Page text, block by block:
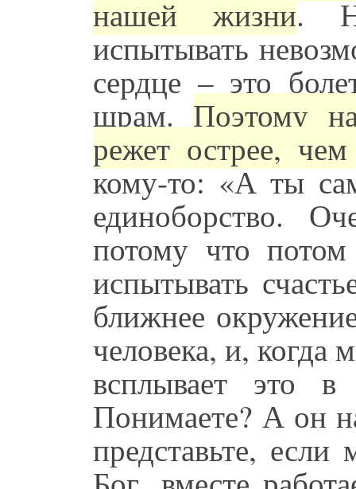
нашей жизни.
испытывать
сердце – это
шрам. Поэтому
режет острее,
кому-то: «А ты
единоборство.
потому что
испытывать
ближнее
человека, и, когда
всплывает это
Понимаете? А он
представьте,